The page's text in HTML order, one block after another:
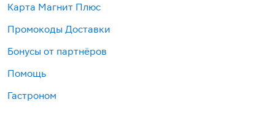
Карта Магнит Плюс
Промокоды Доставки
Бонусы от партнёров
Помощь
Гастроном